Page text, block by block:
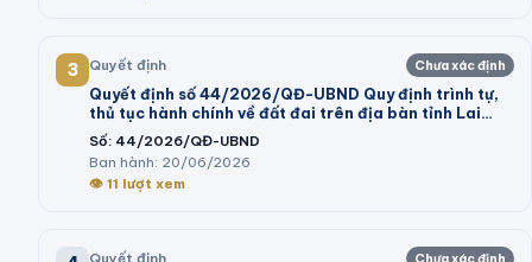
3 Quyết định Chưa xác định
Quyết định số 44/2026/QĐ-UBND Quy định trình tự,
thủ tục hành chính về đất đai trên địa bàn tỉnh Lai
Châu
Số: 44/2026/QĐ-UBND
Ban hành: 20/06/2026
👁 11 lượt xem
Quyết định Chưa xác định